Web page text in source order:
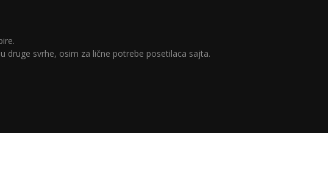
druge svrhe, osim za lične potrebe posetilaca sajta.